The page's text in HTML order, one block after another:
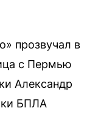
прозвучал в
с Пермью
Александр
БПЛА